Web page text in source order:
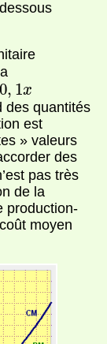
0, 1x
0 1 x
des quantités
est
» valeurs
des
pas très
de la
production-
moyen